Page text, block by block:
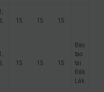
15 15 15
15 15 15
Đào
tạo
tại
Đắk
Lắk